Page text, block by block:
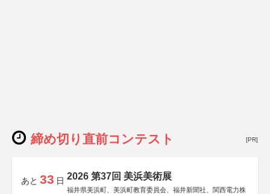
締め切り直前コンテスト [PR]
あと 33 日 2026 第37回 美浜美術展
福井県美浜町、美浜町教育委員会、福井新聞社、関西電力株